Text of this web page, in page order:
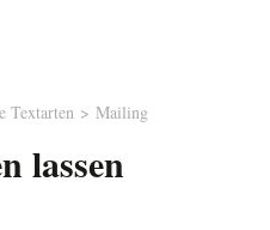
Textarten Mailing
lassen